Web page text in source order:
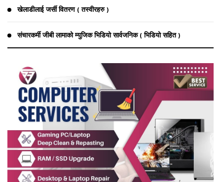
खेलाडीलाई जर्सी वितरण ( तस्वीरहरु )
संचारकर्मी जीबी लामाको म्युजिक भिडियो सार्वजनिक ( भिडियो सहित )